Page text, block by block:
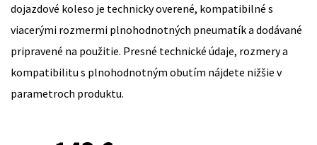
dojazdové koleso je technicky overené, kompatibilné s
viacerými rozmermi plnohodnotných pneumatík a dodávané
pripravené na použitie. Presné technické údaje, rozmery a
kompatibilitu s plnohodnotným obutím nájdete nižšie v
parametroch produktu.
Original